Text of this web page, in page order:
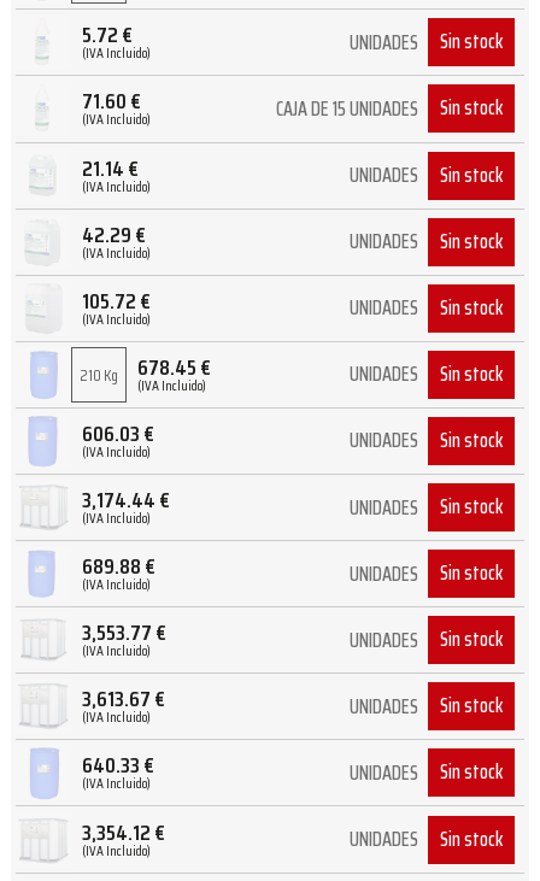
5.72€
(IVA Incluido) UNIDADES Sin stock
71.60€
(IVA Incluido) CAJA DE 15 UNIDADES Sin stock
21.14€
(IVA Incluido) UNIDADES Sin stock
42.29€
(IVA Incluido) UNIDADES Sin stock
105.72€
(IVA Incluido) UNIDADES Sin stock
210 Kg 678.45€
(IVA Incluido) UNIDADES Sin stock
606.03€
(IVA Incluido) UNIDADES Sin stock
3,174.44€
(IVA Incluido) UNIDADES Sin stock
689.88€
(IVA Incluido) UNIDADES Sin stock
3,553.77€
(IVA Incluido) UNIDADES Sin stock
3,613.67€
(IVA Incluido) UNIDADES Sin stock
640.33€
(IVA Incluido) UNIDADES Sin stock
3,354.12€
(IVA Incluido) UNIDADES Sin stock